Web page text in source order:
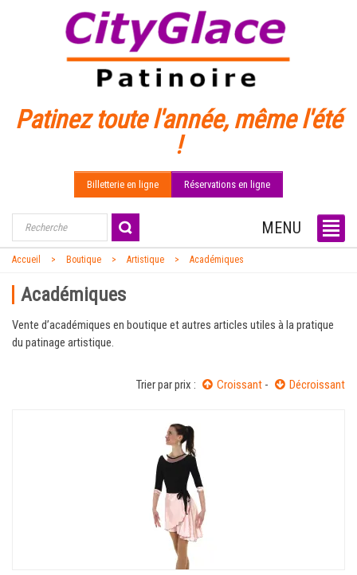
Patinez toute l'année, même l'été
!
Billetterie en ligne Réservations en ligne
MENU
Accueil Boutique Artistique Académiques
Académiques
Vente d’académiques en boutique et autres articles utiles à la pratique
du patinage artistique.
Trier par prix : Croissant - Décroissant